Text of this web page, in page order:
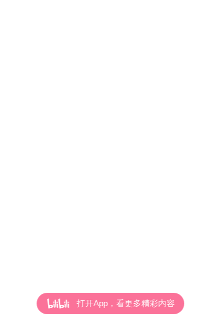
打开App，看更多精彩内容